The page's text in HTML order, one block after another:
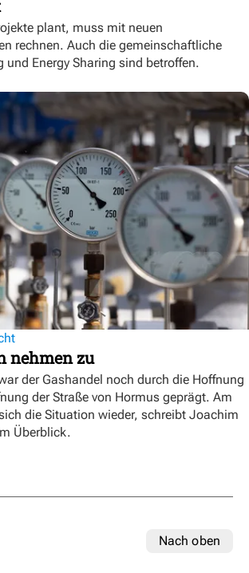
plant, muss mit neuen
rechnen. Auch die gemeinschaftliche
und Energy Sharing sind betroffen.
nehmen zu
der Gashandel noch durch die Hoffnung
der Straße von Hormus geprägt. Am
die Situation wieder, schreibt Joachim
Überblick.
Nach oben